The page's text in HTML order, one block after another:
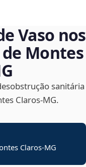
Vaso nos
Montes
sanitária
Claros‑MG.
Claros-MG